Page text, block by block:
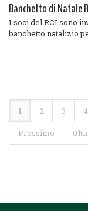
Banchetto di Natale
I soci del RCI sono
banchetto natalizio
1 2 3 4
Prossimo